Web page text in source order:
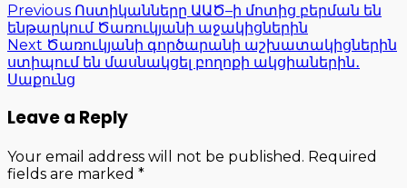
Previous Ոստիկանները ԱԱԾ–ի մոտից բերման են
ենթարկում Ծառուկյանի աջակիցներին
Next Ծառուկյանի գործարանի աշխատակիցներին
ստիպում են մասնակցել բողոքի ակցիաներին․
Սաքունց
Leave a Reply
Your email address will not be published. Required
fields are marked *